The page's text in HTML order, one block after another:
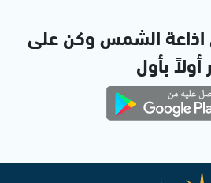
الشمس وكن على
أولاً بأول